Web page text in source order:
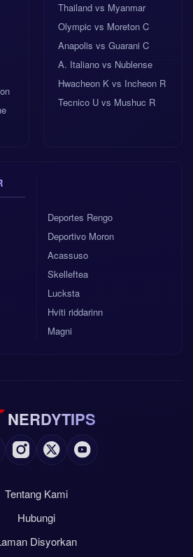
Thailand vs Myanmar
Olympic vs Moreton C
Anapolis vs Guarani C
A. Italiano vs Nublense
Hwacheon K vs Incheon R
Tecnico U vs Mushuc R
Deportes Rengo
Deportivo Moron
Acassuso
Skelleftea
Lucksta
Hviti riddarinn
Magni
NERDYTIPS
Tentang Kami
Hubungi
Disyorkan